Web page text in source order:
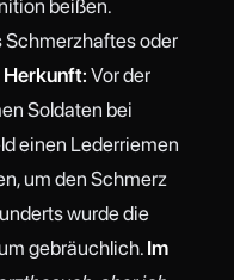
beißen.
Schmerzhaftes oder
Herkunft: Vor der
Soldaten bei
einen Lederriemen
um den Schmerz
wurde die
gebräuchlich. Im